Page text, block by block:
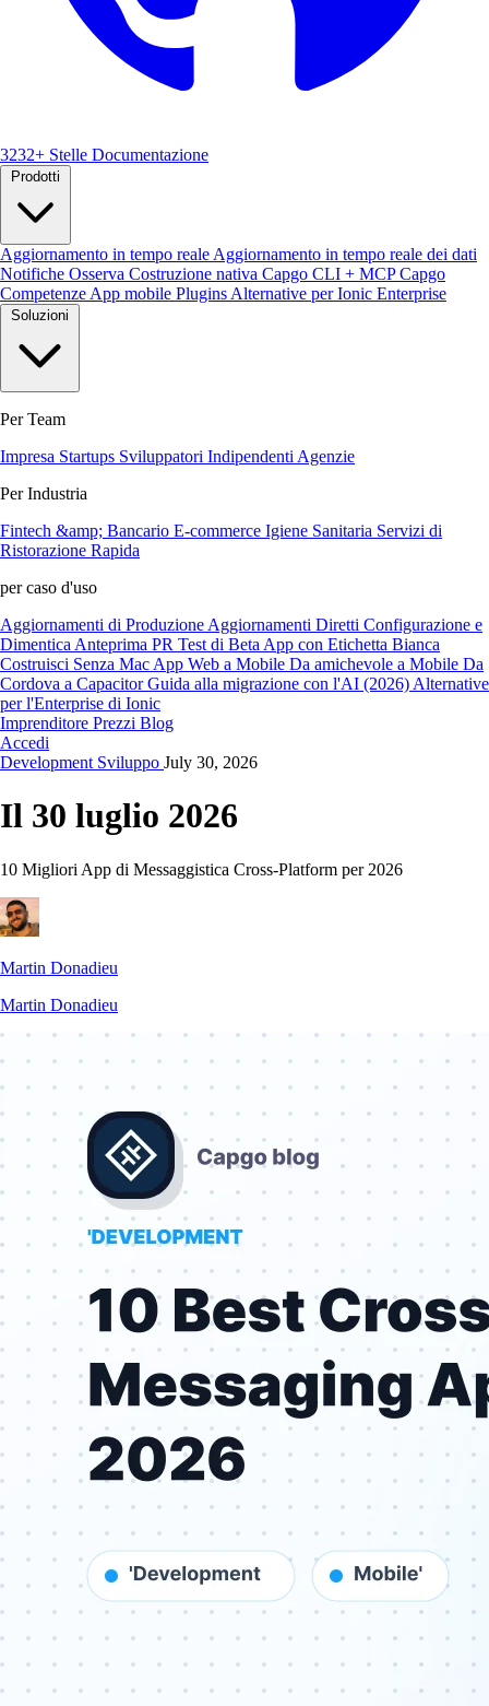
3232+ Stelle Documentazione
Prodotti
Aggiornamento in tempo reale Aggiornamento in tempo reale dei dati
Notifiche Osserva Costruzione nativa Capgo CLI + MCPCapgo
Competenze App mobile Plugins Alternative per Ionic Enterprise
Soluzioni
Per Team
Impresa Startups Sviluppatori Indipendenti Agenzie
Per Industria
Fintech &amp; Bancario E-commerce Igiene Sanitaria Servizi di
Ristorazione Rapida
per caso d'uso
Aggiornamenti di Produzione Aggiornamenti Diretti Configurazione e
Dimentica Anteprima PR Test di Beta App con Etichetta Bianca
Costruisci Senza Mac App Web a Mobile Da amichevole a Mobile Da
Cordova a CapacitorGuida alla migrazione con l'AI (2026) Alternative
per l'Enterprise di Ionic
Imprenditore Prezzi Blog
Accedi
Development Sviluppo July 30, 2026
Il 30 luglio 2026
10 Migliori App di Messaggistica Cross-Platform per 2026
Martin Donadieu
Martin Donadieu